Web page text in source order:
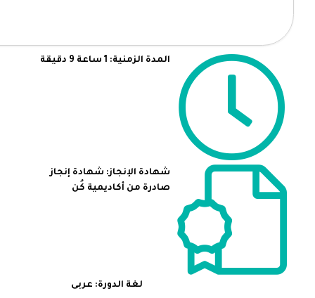
المدة الزمنية: 1 ساعة 9 دقيقة
شهادة الإنجاز: شهادة إنجاز
صادرة من أكاديمية كُن
لغة الدورة: عربى